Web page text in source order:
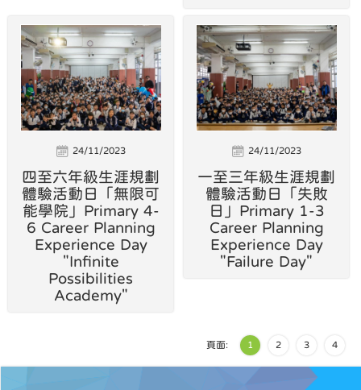
24/11/2023
四至六年級生涯規劃
體驗活動日「無限可
能學院」Primary 4-
6 Career Planning
Experience Day
"Infinite
Possibilities
Academy"
24/11/2023
一至三年級生涯規劃
體驗活動日「失敗
日」Primary 1-3
Career Planning
Experience Day
"Failure Day"
頁面: 1 2 3 4